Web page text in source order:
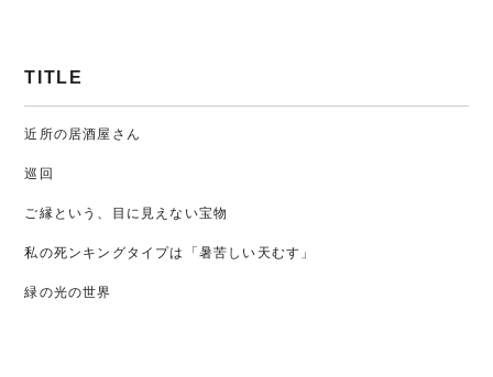
TITLE
近所の居酒屋さん
巡回
ご縁という、目に見えない宝物
私の死ンキングタイプは「暑苦しい天むす」
緑の光の世界